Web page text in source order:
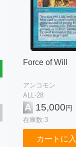
Force of Will
アンコモン
ALL-28
A 15,000円
在庫数:3
カートに